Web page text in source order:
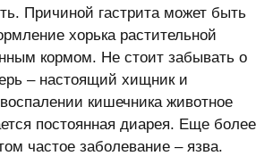
Причиной гастрита может быть
хорька растительной
кормом. Не стоит забывать о
– настоящий хищник и
кишечника животное
постоянная диарея. Еще более
частое заболевание – язва.